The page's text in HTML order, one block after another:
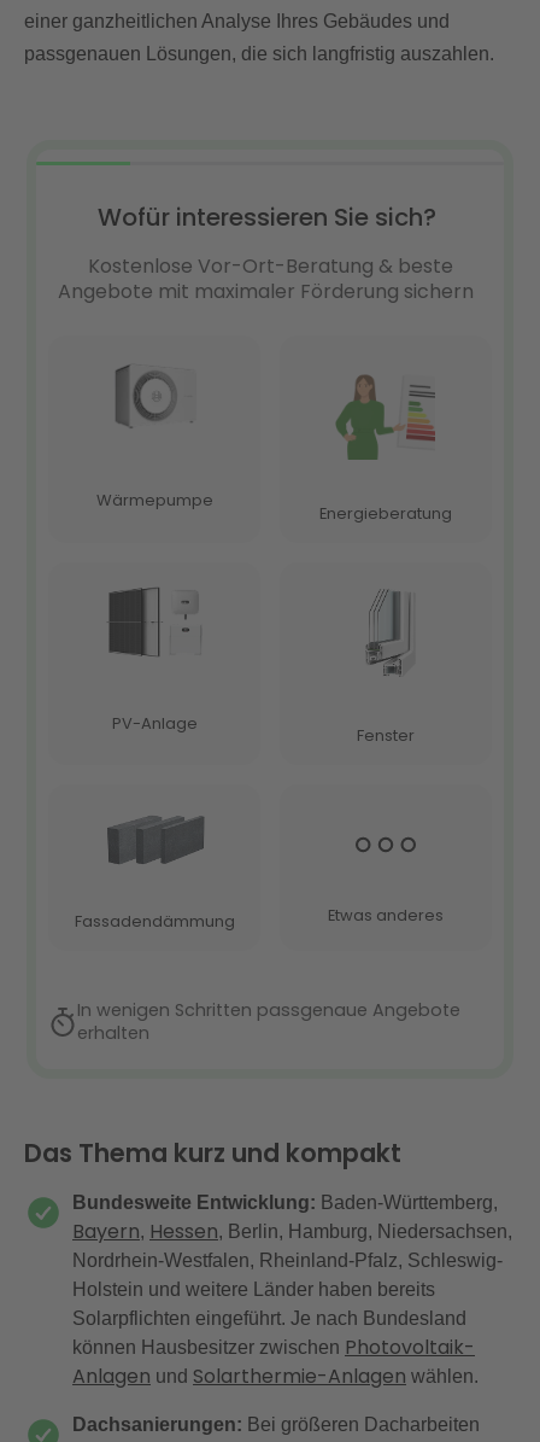
einer ganzheitlichen Analyse Ihres Gebäudes und
passgenauen Lösungen, die sich langfristig auszahlen.
Das Thema kurz und kompakt
Bundesweite Entwicklung: Baden-Württemberg,
Bayern, Hessen, Berlin, Hamburg, Niedersachsen,
Nordrhein-Westfalen, Rheinland-Pfalz, Schleswig-
Holstein und weitere Länder haben bereits
Solarpflichten eingeführt. Je nach Bundesland
können Hausbesitzer zwischen Photovoltaik-
Anlagen und Solarthermie-Anlagen wählen.
Dachsanierungen: Bei größeren Dacharbeiten